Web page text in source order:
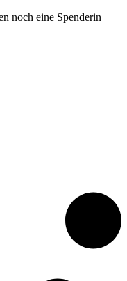
noch eine Spenderin